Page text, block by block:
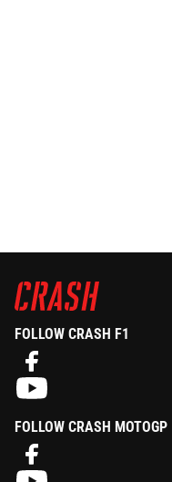
FOLLOW CRASH F1
FOLLOW CRASH MOTOGP